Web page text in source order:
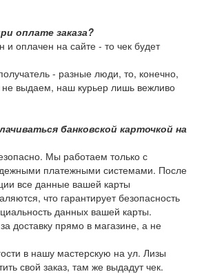
оплате заказа?
и оплачен на сайте - то чек будет
- разные люди, то, конечно,
выдаем, наш курьер лишь вежливо
банковской карточкой на
Мы работаем только с
платежными системами. После
все данные вашей карты
что гарантирует безопасность
данных вашей карты.
доставку прямо в магазине, а не
в нашу мастерскую на ул. Лизы
свой заказ, там же выдадут чек.